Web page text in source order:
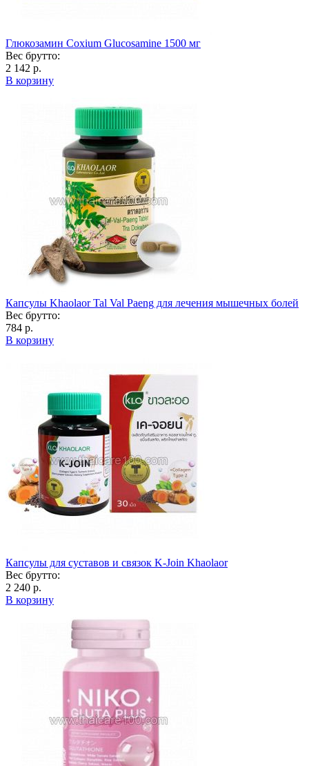
Глюкозамин Coxium Glucosamine 1500 мг
Вес брутто:
2 142 р.
В корзину
Капсулы Khaolaor Tal Val Paeng для лечения мышечных болей
Вес брутто:
784 р.
В корзину
Капсулы для суставов и связок K-Join Khaolaor
Вес брутто:
2 240 р.
В корзину